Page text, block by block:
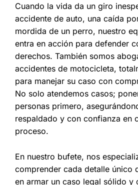
Cuando la vida da un giro
accidente de auto, una caída
mordida de un perro, nuestro
entra en acción para defender
derechos. También somos
accidentes de motocicleta,
para manejar su caso con
No solo atendemos casos;
personas primero,
respaldado y con confianza en
proceso.
En nuestro bufete, nos
comprender cada detalle único
en armar un caso legal sólido y